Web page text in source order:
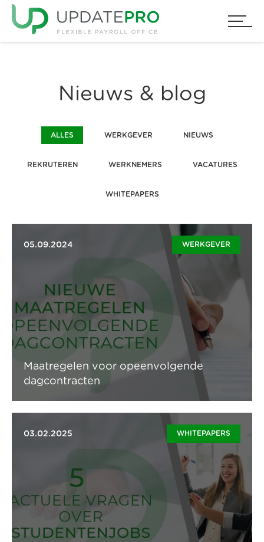
Nieuws & blog
ALLES WERKGEVER NIEUWS
REKRUTEREN WERKNEMERS VACATURES
WHITEPAPERS
05.09.2024 WERKGEVER
Maatregelen voor opeenvolgende
dagcontracten
Wat zijn opeenvolgende dagcontracten en hoe je deze
kan vermijden, lees je hier.
Lees artikel
03.02.2025 WHITEPAPERS
Ervaar jij vandaag al de voordelen van studenten in
jouw bedrijf? Of ben je nog niet op de hoogte van het
nut van het studentenstatuut? Lees hier jouw voordelen.
Lees artikel